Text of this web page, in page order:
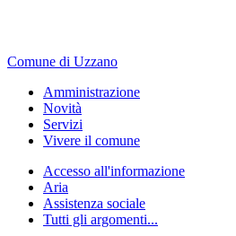
Comune di Uzzano
Amministrazione
Novità
Servizi
Vivere il comune
Accesso all'informazione
Aria
Assistenza sociale
Tutti gli argomenti...